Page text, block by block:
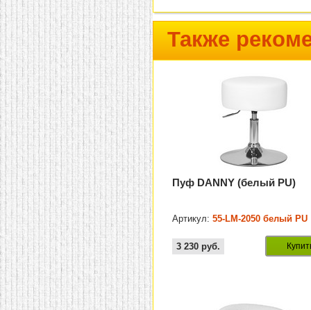
Также
Пуф DANNY (белый PU)
Артикул:55-LM-2050 белый PU
3 230 руб.